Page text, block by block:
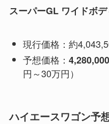
スーパーGL ワイドボ
現行価格：約
予想価格：
円～30万円）
ハイエースワゴン予